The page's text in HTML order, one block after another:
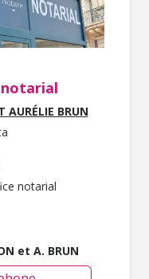
AURÉLIE BRUN
notarial
et A. BRUN